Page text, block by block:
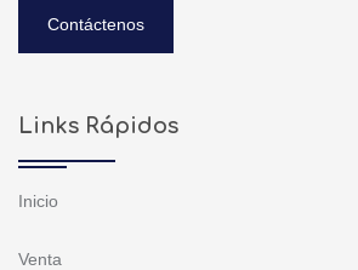
Contáctenos
Links Rápidos
Inicio
Venta